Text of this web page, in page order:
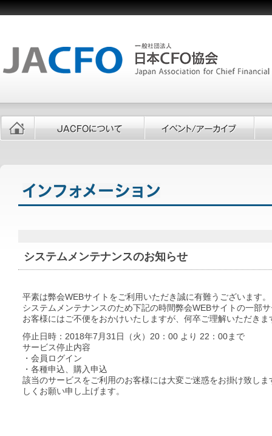
システムメンテナンスのお知らせ
平素は弊会WEBサイトをご利用いただき誠に有難うございます。
システムメンテナンスのため下記の時間弊会WEBサイトの一部
お客様にはご不便をおかけいたしますが、何卒ご理解いただき
停止日時：2018年7月31日（火）20：00 より 22：00まで
サービス停止内容
・会員ログイン
・各種申込、購入申込
該当のサービスをご利用のお客様には大変ご迷惑をお掛け致し
しくお願い申し上げます。